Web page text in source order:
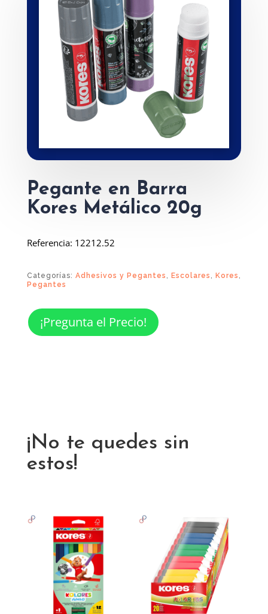
Pegante en Barra
Kores Metálico 20g
Referencia: 12212.52
Categorías: Adhesivos y Pegantes , Escolares , Kores ,
Pegantes
¡Pregunta el Precio!
¡No te quedes sin
estos!